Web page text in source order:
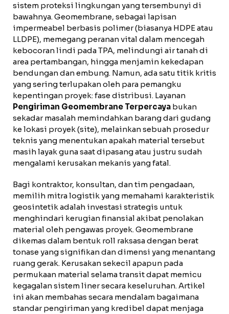
sistem proteksi lingkungan yang tersembunyi di
bawahnya. Geomembrane, sebagai lapisan
impermeabel berbasis polimer (biasanya HDPE atau
LLDPE), memegang peranan vital dalam mencegah
kebocoran lindi pada TPA, melindungi air tanah di
area pertambangan, hingga menjamin kekedapan
bendungan dan embung. Namun, ada satu titik kritis
yang sering terlupakan oleh para pemangku
kepentingan proyek: fase distribusi. Layanan
Pengiriman Geomembrane Terpercaya bukan
sekadar masalah memindahkan barang dari gudang
ke lokasi proyek (site), melainkan sebuah prosedur
teknis yang menentukan apakah material tersebut
masih layak guna saat dipasang atau justru sudah
mengalami kerusakan mekanis yang fatal.
Bagi kontraktor, konsultan, dan tim pengadaan,
memilih mitra logistik yang memahami karakteristik
geosintetik adalah investasi strategis untuk
menghindari kerugian finansial akibat penolakan
material oleh pengawas proyek. Geomembrane
dikemas dalam bentuk roll raksasa dengan berat
tonase yang signifikan dan dimensi yang menantang
ruang gerak. Kerusakan sekecil apapun pada
permukaan material selama transit dapat memicu
kegagalan sistem liner secara keseluruhan. Artikel
ini akan membahas secara mendalam bagaimana
standar pengiriman yang kredibel dapat menjaga